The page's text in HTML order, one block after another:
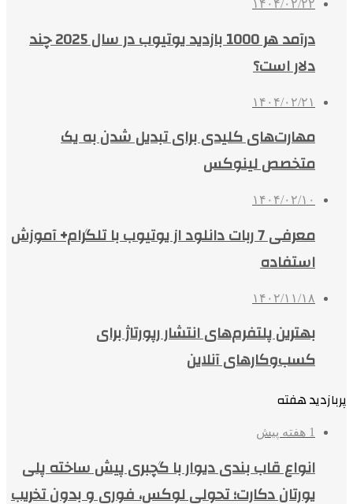
۱۴۰۴/۰۲/۲۲
درآمد هر 1000 بازدید یوتیوب در سال 2025 چند
دلار است؟
۱۴۰۴/۰۲/۲۱
مهارت‌های کلیدی برای تبدیل شدن به یک
متخصص لینوکس
۱۴۰۴/۰۲/۱۰
معرفی 7 ربات دانلود از یوتیوب با تلگرام+ آموزش
استفاده
۱۴۰۲/۱۱/۱۸
بهترین پلتفرم‌های انتشار رپورتاژ برای
کسب‌وکارهای آنلاین
پربازدید هفته
1 هفته پیش
انواع قاب بندی دیوار با گچبری پیش ساخته پلی
یورتان دکارت؛ تحولی لوکس، فوری و بدون تخریب